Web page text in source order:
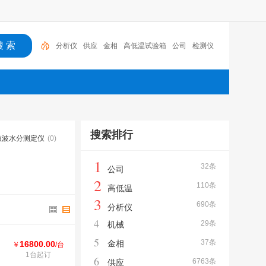
分析仪 供应 金相 高低温试验箱 公司 检测仪
高低温 冲击试验机 机械 仪器
波水分测定仪 (0)
￥ 16800.00/台
1台起订
搜索排行
32条
1 公司
110条
2 高低温
690条
3 分析仪
29条
4 机械
37条
5 金相
6763条
6 供应